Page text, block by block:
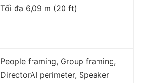
Tối đa 6,09 m (20 ft)
People framing, Group framing,
DirectorAI perimeter, Speaker